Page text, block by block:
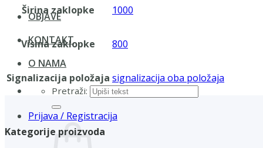
OBJAVE
KONTAKT
O NAMA
Pretraži:
Prijava / Registracija
Širina zaklopke 1000
Visina zaklopke 800
Signalizacija položaja signalizacija oba položaja
Kategorije proizvoda